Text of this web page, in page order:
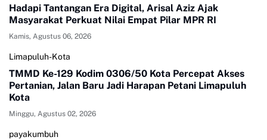
Hadapi Tantangan Era Digital, Arisal Aziz Ajak
Masyarakat Perkuat Nilai Empat Pilar MPR RI
Kamis, Agustus 06, 2026
Limapuluh-Kota
TMMD Ke-129 Kodim 0306/50 Kota Percepat Akses
Pertanian, Jalan Baru Jadi Harapan Petani Limapuluh
Kota
Minggu, Agustus 02, 2026
payakumbuh